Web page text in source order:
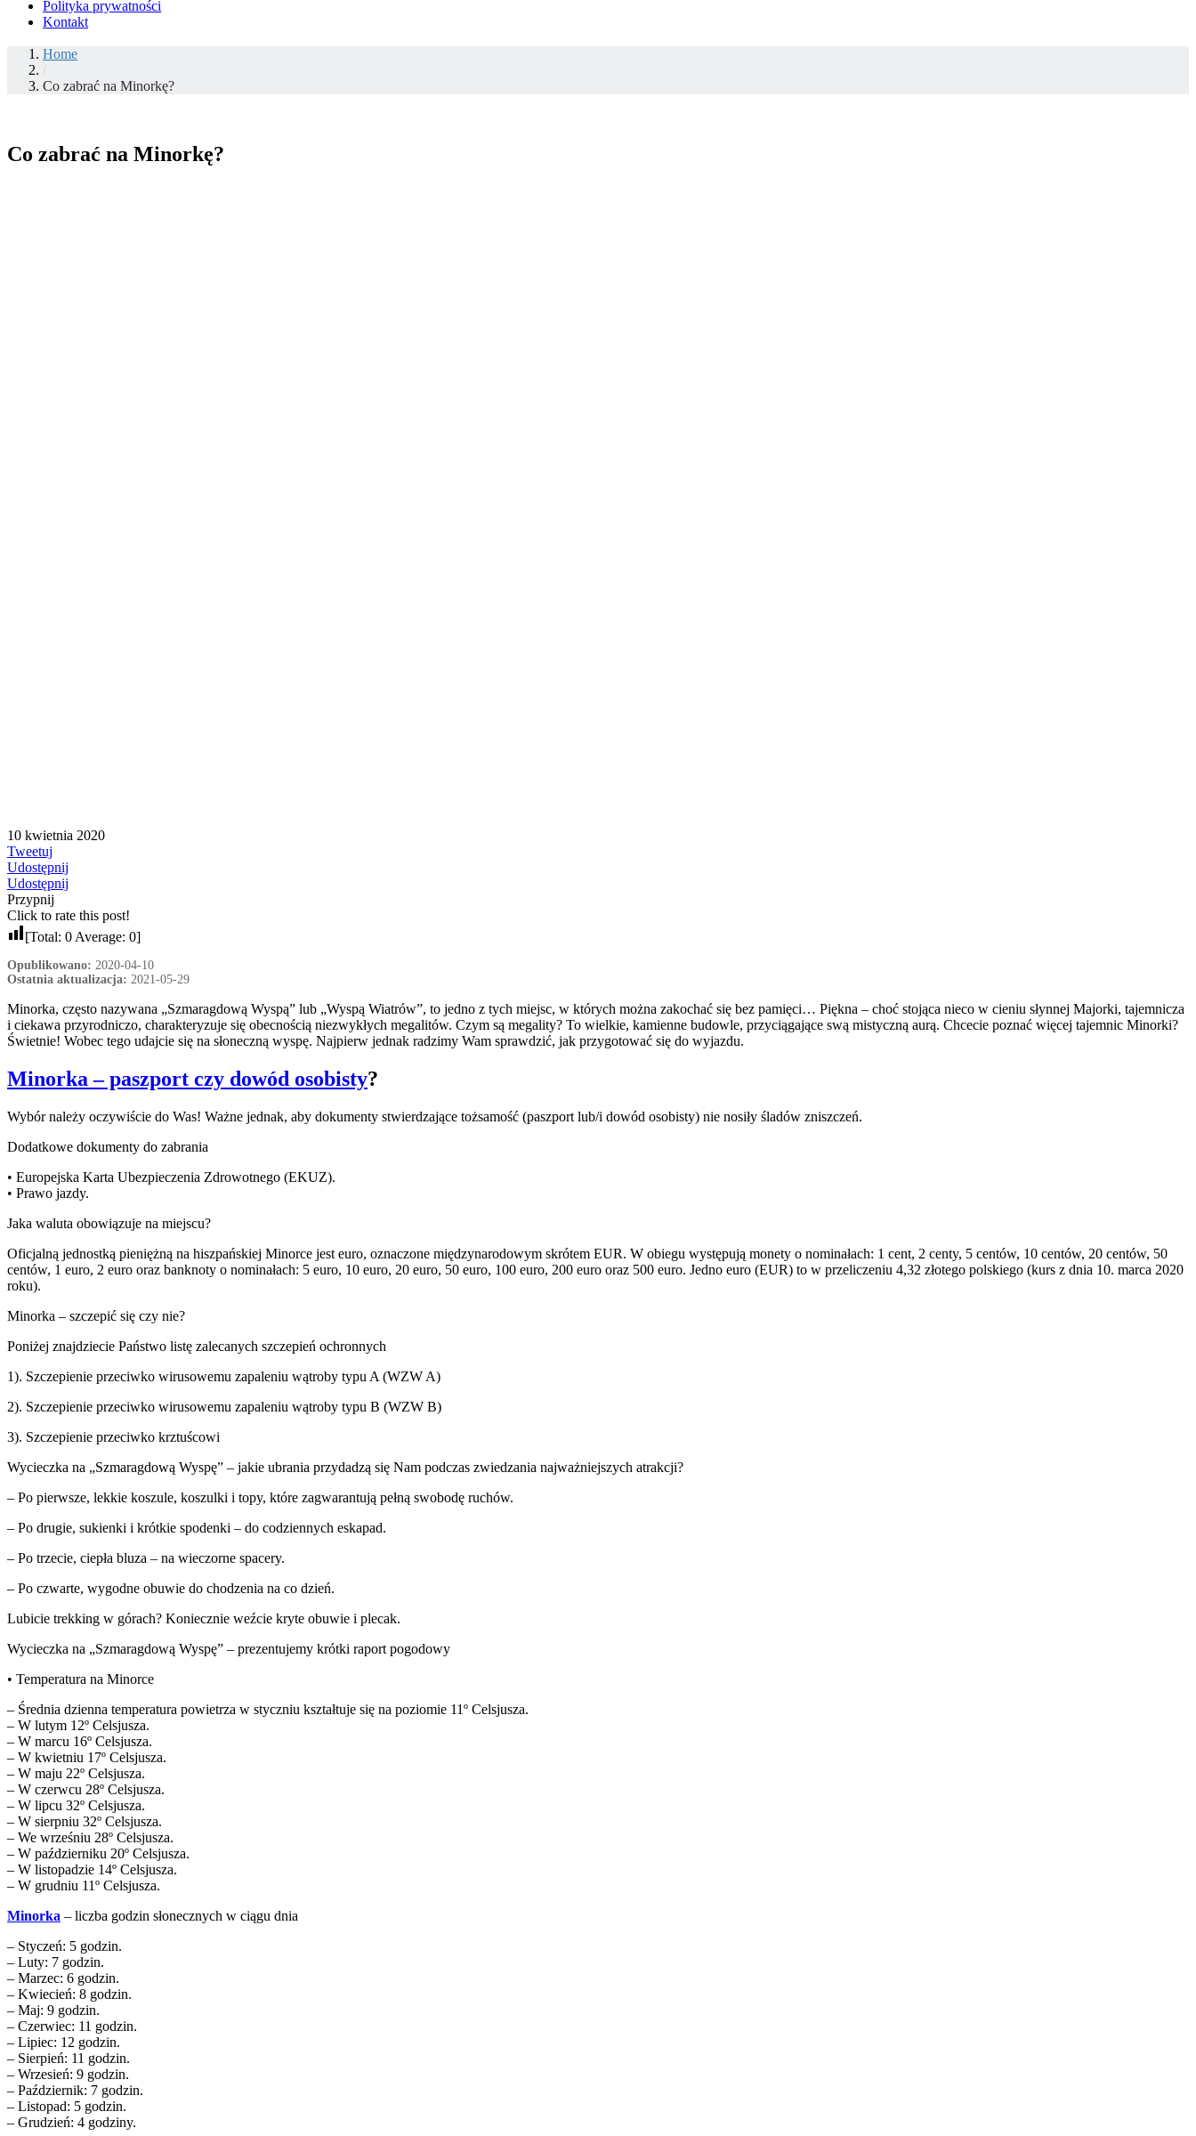
Polityka prywatności
Kontakt
Home
/
Co zabrać na Minorkę?
Co zabrać na Minorkę?
10 kwietnia 2020
Tweetuj
Udostępnij
Udostępnij
Przypnij
Click to rate this post!
[Total: 0Average: 0]
Opublikowano: 2020-04-10
Ostatnia aktualizacja: 2021-05-29
Minorka, często nazywana „Szmaragdową Wyspą” lub „Wyspą Wiatrów”, to jedno z tych miejsc, w których można zakochać się bez pamięci… Piękna – choć stojąca nieco w cieniu słynnej Majorki, tajemnicza
i ciekawa przyrodniczo, charakteryzuje się obecnością niezwykłych megalitów. Czym są megality? To wielkie, kamienne budowle, przyciągające swą mistyczną aurą. Chcecie poznać więcej tajemnic Minorki?
Świetnie! Wobec tego udajcie się na słoneczną wyspę. Najpierw jednak radzimy Wam sprawdzić, jak przygotować się do wyjazdu.
Minorka – paszport czy dowód osobisty?
Wybór należy oczywiście do Was! Ważne jednak, aby dokumenty stwierdzające tożsamość (paszport lub/i dowód osobisty) nie nosiły śladów zniszczeń.
Dodatkowe dokumenty do zabrania
• Europejska Karta Ubezpieczenia Zdrowotnego (EKUZ).
• Prawo jazdy.
Jaka waluta obowiązuje na miejscu?
Oficjalną jednostką pieniężną na hiszpańskiej Minorce jest euro, oznaczone międzynarodowym skrótem EUR. W obiegu występują monety o nominałach: 1 cent, 2 centy, 5 centów, 10 centów, 20 centów, 50
centów, 1 euro, 2 euro oraz banknoty o nominałach: 5 euro, 10 euro, 20 euro, 50 euro, 100 euro, 200 euro oraz 500 euro. Jedno euro (EUR) to w przeliczeniu 4,32 złotego polskiego (kurs z dnia 10. marca 2020
roku).
Minorka – szczepić się czy nie?
Poniżej znajdziecie Państwo listę zalecanych szczepień ochronnych
1). Szczepienie przeciwko wirusowemu zapaleniu wątroby typu A (WZW A)
2). Szczepienie przeciwko wirusowemu zapaleniu wątroby typu B (WZW B)
3). Szczepienie przeciwko krztuścowi
Wycieczka na „Szmaragdową Wyspę” – jakie ubrania przydadzą się Nam podczas zwiedzania najważniejszych atrakcji?
– Po pierwsze, lekkie koszule, koszulki i topy, które zagwarantują pełną swobodę ruchów.
– Po drugie, sukienki i krótkie spodenki – do codziennych eskapad.
– Po trzecie, ciepła bluza – na wieczorne spacery.
– Po czwarte, wygodne obuwie do chodzenia na co dzień.
Lubicie trekking w górach? Koniecznie weźcie kryte obuwie i plecak.
Wycieczka na „Szmaragdową Wyspę” – prezentujemy krótki raport pogodowy
• Temperatura na Minorce
– Średnia dzienna temperatura powietrza w styczniu kształtuje się na poziomie 11º Celsjusza.
– W lutym 12º Celsjusza.
– W marcu 16º Celsjusza.
– W kwietniu 17º Celsjusza.
– W maju 22º Celsjusza.
– W czerwcu 28º Celsjusza.
– W lipcu 32º Celsjusza.
– W sierpniu 32º Celsjusza.
– We wrześniu 28º Celsjusza.
– W październiku 20º Celsjusza.
– W listopadzie 14º Celsjusza.
– W grudniu 11º Celsjusza.
Minorka – liczba godzin słonecznych w ciągu dnia
– Styczeń: 5 godzin.
– Luty: 7 godzin.
– Marzec: 6 godzin.
– Kwiecień: 8 godzin.
– Maj: 9 godzin.
– Czerwiec: 11 godzin.
– Lipiec: 12 godzin.
– Sierpień: 11 godzin.
– Wrzesień: 9 godzin.
– Październik: 7 godzin.
– Listopad: 5 godzin.
– Grudzień: 4 godziny.